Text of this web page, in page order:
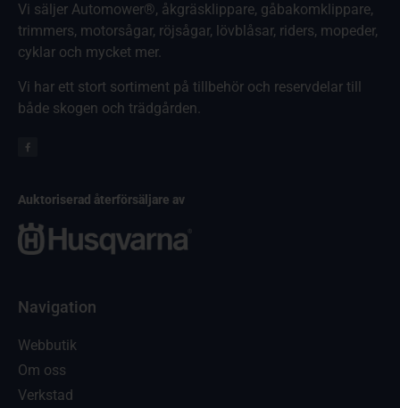
Vi säljer Automower®, åkgräsklippare, gåbakomklippare,
trimmers, motorsågar, röjsågar, lövblåsar, riders, mopeder,
cyklar och mycket mer.
Vi har ett stort sortiment på tillbehör och reservdelar till
både skogen och trädgården.
Auktoriserad återförsäljare av
Navigation
Webbutik
Om oss
Verkstad